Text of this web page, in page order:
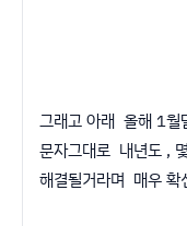
그래고 아래 올해 1
문자그대로 내년도 ,
해결될거라며 매우 확